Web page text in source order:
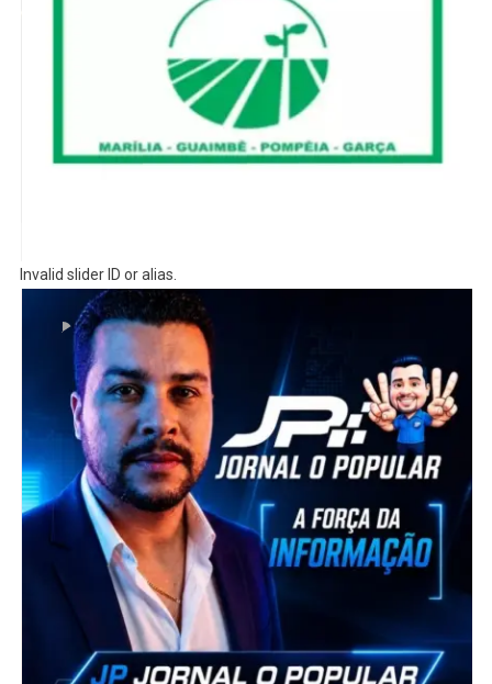
Invalid slider ID or alias.